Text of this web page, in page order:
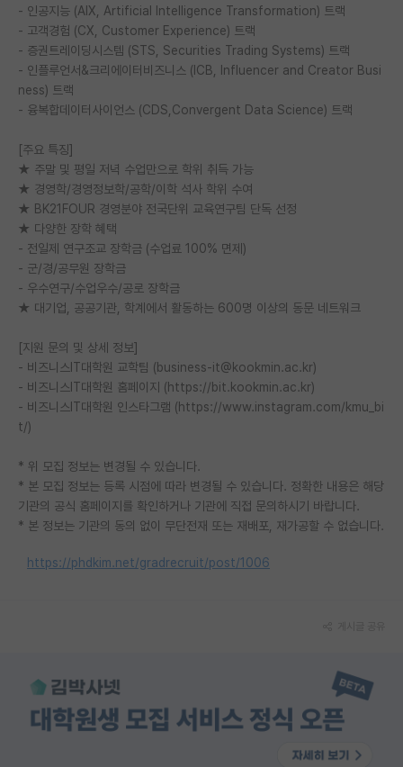
특수/전문대학원 게시판
반도체/AI 게시판
장학금/장학생 게시판
홍보 게시판
커리어
유학교육
이벤트
반도체 아카데미
재팬라운지 🌸
- 인공지능 (AIX, Artificial Intelligence Transformation) 트랙
- 고객경험 (CX, Customer Experience) 트랙
- 증권트레이딩시스템 (STS, Securities Trading Systems) 트랙
- 인플루언서&크리에이터비즈니스 (ICB, Influencer and Creator Busi
ness) 트랙
- 융복합데이터사이언스 (CDS,Convergent Data Science) 트랙
[주요 특징]
★ 주말 및 평일 저녁 수업만으로 학위 취득 가능
★ 경영학/경영정보학/공학/이학 석사 학위 수여
★ BK21FOUR 경영분야 전국단위 교육연구팀 단독 선정
★ 다양한 장학 혜택
- 전일제 연구조교 장학금 (수업료 100% 면제)
- 군/경/공무원 장학금
- 우수연구/수업우수/공로 장학금
★ 대기업, 공공기관, 학계에서 활동하는 600명 이상의 동문 네트워크
[지원 문의 및 상세 정보]
- 비즈니스IT대학원 교학팀 (business-it@kookmin.ac.kr)
- 비즈니스IT대학원 홈페이지 (https://bit.kookmin.ac.kr)
- 비즈니스IT대학원 인스타그램 (https://www.instagram.com/kmu_bi
t/)
* 위 모집 정보는 변경될 수 있습니다.
* 본 모집 정보는 등록 시점에 따라 변경될 수 있습니다. 정확한 내용은 해당
기관의 공식 홈페이지를 확인하거나 기관에 직접 문의하시기 바랍니다.
* 본 정보는 기관의 동의 없이 무단전재 또는 재배포, 재가공할 수 없습니다.
https://phdkim.net/gradrecruit/post/1006